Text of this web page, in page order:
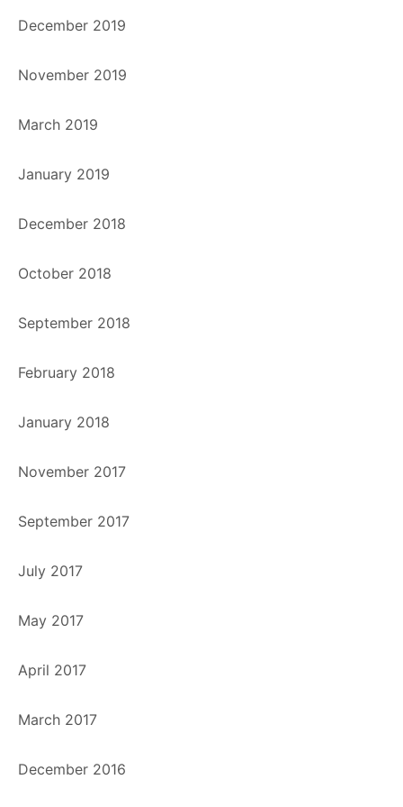
December 2019
November 2019
March 2019
January 2019
December 2018
October 2018
September 2018
February 2018
January 2018
November 2017
September 2017
July 2017
May 2017
April 2017
March 2017
December 2016